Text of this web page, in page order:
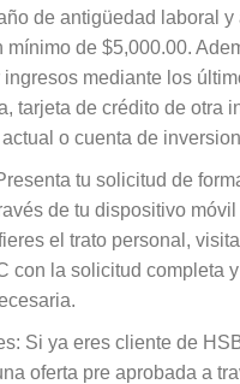
de antigüedad laboral y
mínimo de $5,000.00.
mediante los
tarjeta de crédito de otra
o cuenta de
tu solicitud de
de tu dispositivo móvil
el trato personal,
con la solicitud completa
Si ya eres cliente de
oferta pre aprobada a